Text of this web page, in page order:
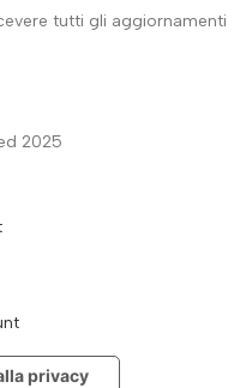
tutti gli aggiornamenti
2025
privacy